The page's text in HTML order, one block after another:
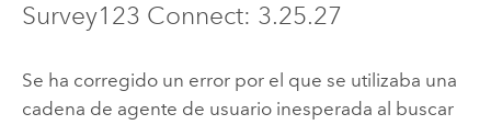
Survey123 Connect: 3.25.27
Se ha corregido un error por el que se utilizaba una
cadena de agente de usuario inesperada al buscar